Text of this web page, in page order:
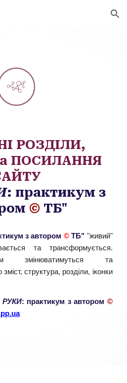
Skip to navigation
РОЗДІЛИ,
ПОСИЛАННЯ
: практикум з
© ТБ"
з автором ©ТБ" "живий"
та трансформується.
змінюватимуться та
структура, розділи, іконки
РУКИ: практикум з автором ©